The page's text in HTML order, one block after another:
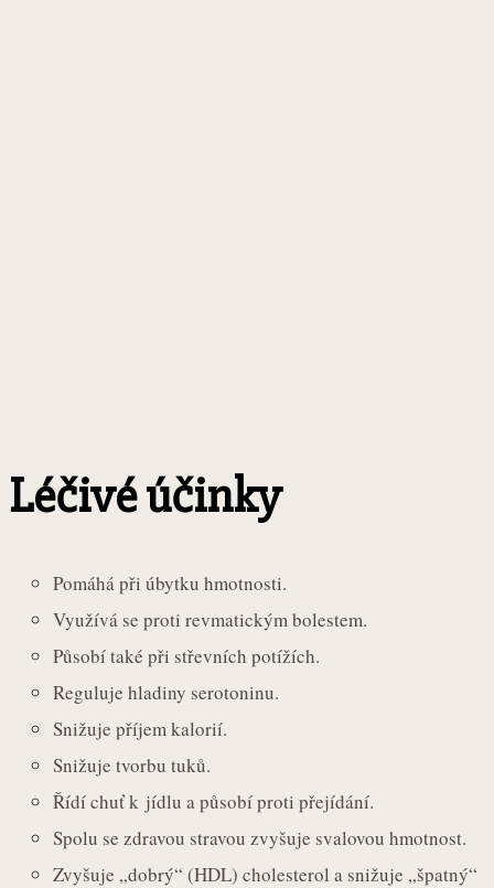
Léčivé účinky
Pomáhá při úbytku hmotnosti.
Využívá se proti revmatickým bolestem.
Působí také při střevních potížích.
Reguluje hladiny serotoninu.
Snižuje příjem kalorií.
Snižuje tvorbu tuků.
Řídí chuť k jídlu a působí proti přejídání.
Spolu se zdravou stravou zvyšuje svalovou hmotnost.
Zvyšuje „dobrý“ (HDL) cholesterol a snižuje „špatný“